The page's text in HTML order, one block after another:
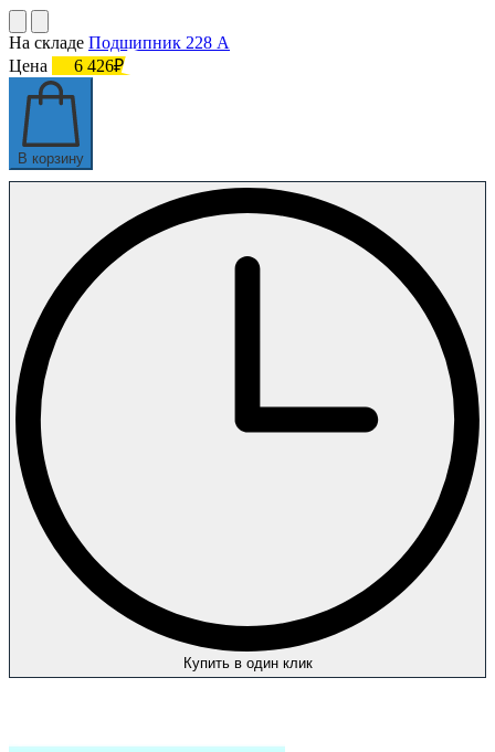
На складе Подшипник 228 А
Цена
6 426₽
В корзину
Купить в один клик